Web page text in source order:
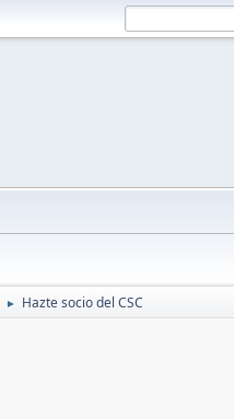
► Hazte socio del CSC